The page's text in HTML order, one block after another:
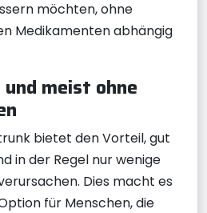
möchten, ohne
Medikamenten abhängig
meist ohne
bietet den Vorteil, gut
in der Regel nur wenige
Dies macht es
für Menschen, die